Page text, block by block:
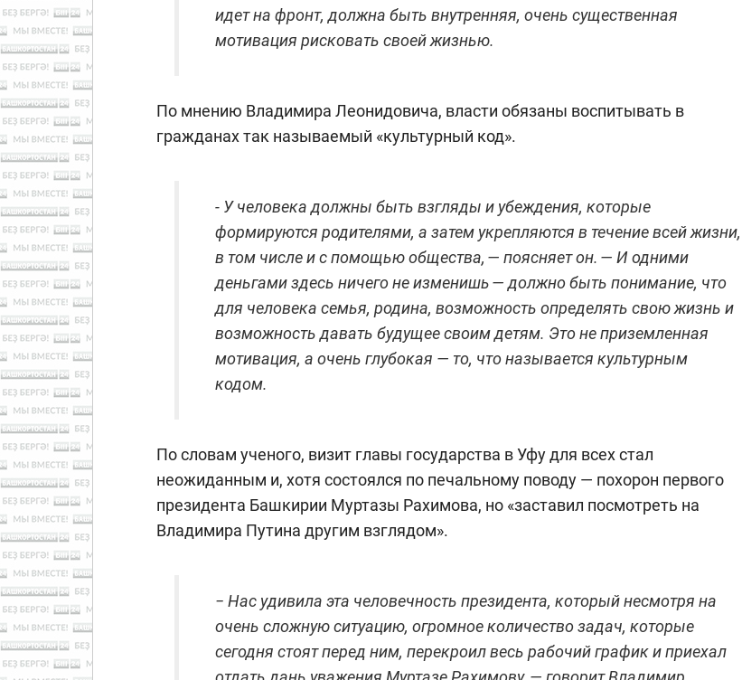
идет на фронт, должна быть внутренняя, очень существенная
мотивация рисковать своей жизнью.
По мнению Владимира Леонидовича, власти обязаны воспитывать в
гражданах так называемый «культурный код».
- У человека должны быть взгляды и убеждения, которые
формируются родителями, а затем укрепляются в течение всей жизни,
в том числе и с помощью общества, — поясняет он. — И одними
деньгами здесь ничего не изменишь — должно быть понимание, что
для человека семья, родина, возможность определять свою жизнь и
возможность давать будущее своим детям. Это не приземленная
мотивация, а очень глубокая — то, что называется культурным
кодом.
По словам ученого, визит главы государства в Уфу для всех стал
неожиданным и, хотя состоялся по печальному поводу — похорон первого
президента Башкирии Муртазы Рахимова, но «заставил посмотреть на
Владимира Путина другим взглядом».
− Нас удивила эта человечность президента, который несмотря на
очень сложную ситуацию, огромное количество задач, которые
сегодня стоят перед ним, перекроил весь рабочий график и приехал